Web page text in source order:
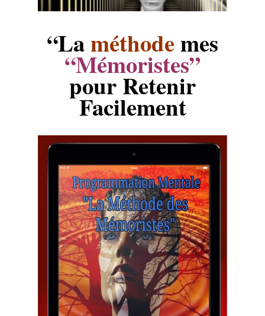
“Laméthodemes
“Mémoristes”
pour Retenir
Facilement